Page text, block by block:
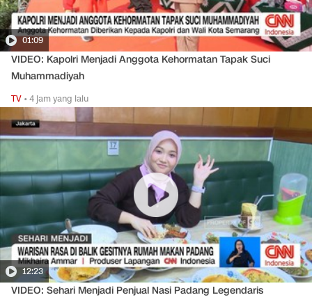
01:09
VIDEO: Kapolri Menjadi Anggota Kehormatan Tapak Suci
Muhammadiyah
TV •4 jam yang lalu
12:23
VIDEO: Sehari Menjadi Penjual Nasi Padang Legendaris